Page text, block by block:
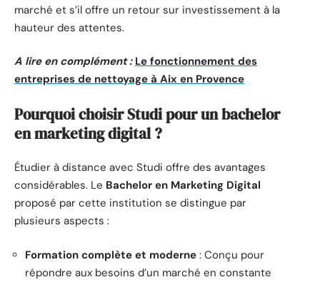
marché et s’il offre un retour sur investissement à la
hauteur des attentes.
A lire en complément : Le fonctionnement des
entreprises de nettoyage à Aix en Provence
Pourquoi choisir Studi pour un bachelor
en marketing digital ?
Étudier à distance avec Studi offre des avantages
considérables. Le Bachelor en Marketing Digital
proposé par cette institution se distingue par
plusieurs aspects :
Formation complète et moderne : Conçu pour
répondre aux besoins d’un marché en constante